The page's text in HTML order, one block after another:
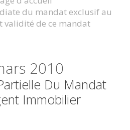
du mandat exclusif au
validité de ce mandat
2010
Du Mandat
Immobilier